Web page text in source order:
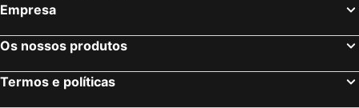
Empresa
Os nossos produtos
Termos e políticas